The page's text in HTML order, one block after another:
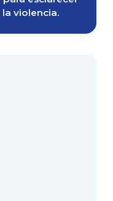
violencia.